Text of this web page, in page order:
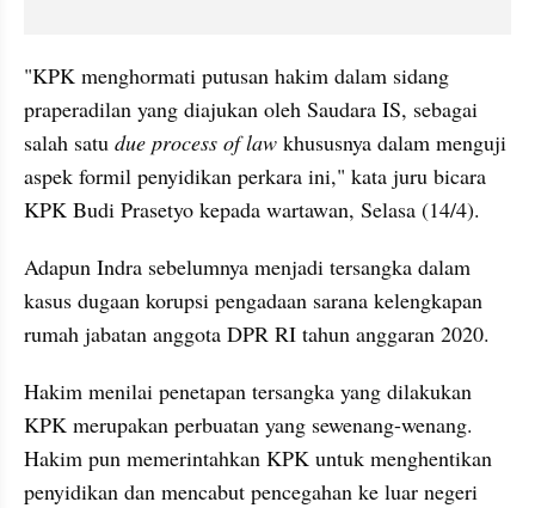
"KPK menghormati putusan hakim dalam sidang
praperadilan yang diajukan oleh Saudara IS, sebagai
salah satu due process of law khususnya dalam menguji
aspek formil penyidikan perkara ini," kata juru bicara
KPK Budi Prasetyo kepada wartawan, Selasa (14/4).
Adapun Indra sebelumnya menjadi tersangka dalam
kasus dugaan korupsi pengadaan sarana kelengkapan
rumah jabatan anggota DPR RI tahun anggaran 2020.
Hakim menilai penetapan tersangka yang dilakukan
KPK merupakan perbuatan yang sewenang-wenang.
Hakim pun memerintahkan KPK untuk menghentikan
penyidikan dan mencabut pencegahan ke luar negeri